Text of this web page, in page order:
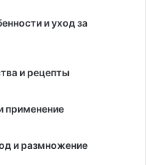
и уход за
и рецепты
применение
и размножение